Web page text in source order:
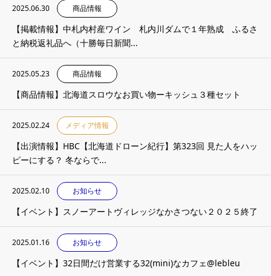
2025.06.30 商品情報
【掲載情報】中札内村産ワイン 札内川ダムで１年熟成 ふるさ
と納税返礼品へ（十勝毎日新聞...
2025.05.23 商品情報
【商品情報】北海道スロウなお買い物ーキッシュ３種セット
2025.02.24 メディア情報
【出演情報】HBC【北海道ドローン紀行】第323回 見た人をハッ
ピーにする？ 冬ならで...
2025.02.10 お知らせ
【イベント】スノーアートヴィレッジなかさつない２０２５終了
2025.01.16 お知らせ
【イベント】32日間だけ営業する32(mini)なカフェ@lebleu